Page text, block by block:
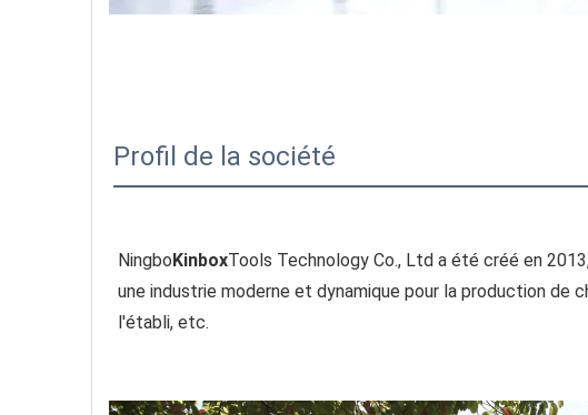
Profil de la société
NingboKinboxTools Technology Co., Ltd a été créé en
une industrie moderne et dynamique pour la production de
l'établi, etc.